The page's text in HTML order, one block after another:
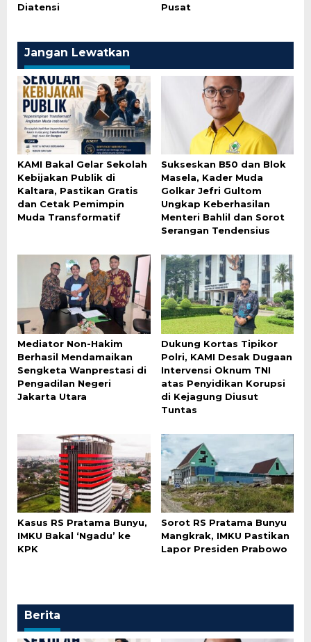
Diatensi
Pusat
Jangan Lewatkan
KAMI Bakal Gelar Sekolah
Kebijakan Publik di
Kaltara, Pastikan Gratis
dan Cetak Pemimpin
Muda Transformatif
Sukseskan B50 dan Blok
Masela, Kader Muda
Golkar Jefri Gultom
Ungkap Keberhasilan
Menteri Bahlil dan Sorot
Serangan Tendensius
Mediator Non-Hakim
Berhasil Mendamaikan
Sengketa Wanprestasi di
Pengadilan Negeri
Jakarta Utara
Dukung Kortas Tipikor
Polri, KAMI Desak Dugaan
Intervensi Oknum TNI
atas Penyidikan Korupsi
di Kejagung Diusut
Tuntas
Kasus RS Pratama Bunyu,
IMKU Bakal ‘Ngadu’ ke
KPK
Sorot RS Pratama Bunyu
Mangkrak, IMKU Pastikan
Lapor Presiden Prabowo
Berita